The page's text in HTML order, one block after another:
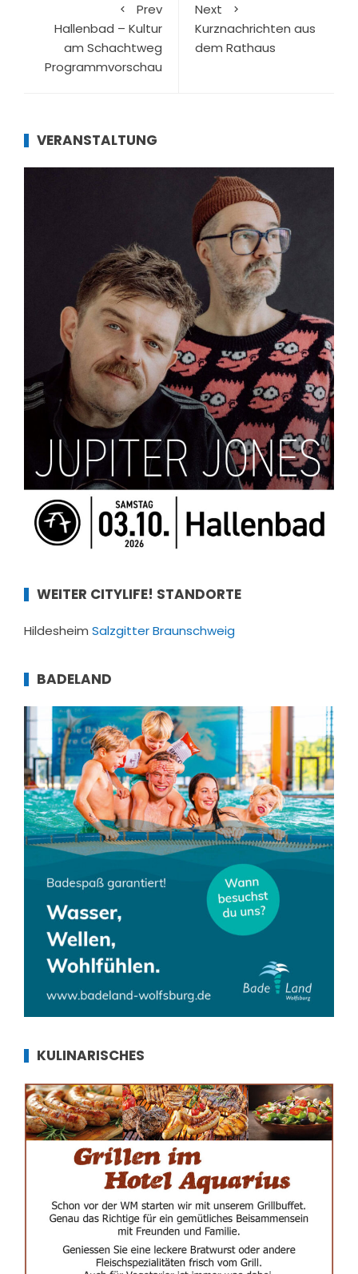
Prev
Hallenbad – Kultur
am Schachtweg
Programmvorschau
Next
Kurznachrichten aus
dem Rathaus
VERANSTALTUNG
WEITER CITYLIFE! STANDORTE
Hildesheim SalzgitterBraunschweig
BADELAND
KULINARISCHES